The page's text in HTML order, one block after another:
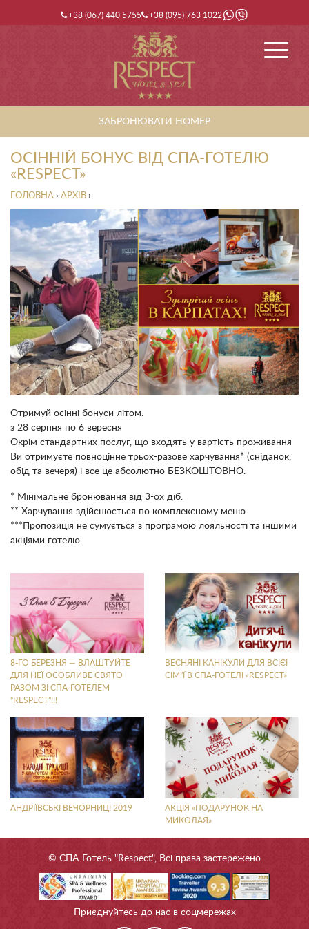
+38 (067) 440 5755 +38 (095) 763 1022
ЗАБРОНЮВАТИ НОМЕР
ОСІННІЙ БОНУС ВІД СПА-ГОТЕЛЮ
«RESPECT»
ГОЛОВНА › АРХІВ ›
Отримуй осінні бонуси літом.
з 28 серпня по 6 вересня
Окрім стандартних послуг, що входять у вартість проживання
Ви отримуєте повноцінне трьох-разове харчування* (сніданок,
обід та вечеря) і все це абсолютно БЕЗКОШТОВНО.
* Мінімальне бронювання від 3-ох діб.
** Харчування здійснюється по комплексному меню.
***Пропозиція не сумується з програмою лояльності та іншими
акціями готелю.
8-ГО БЕРЕЗНЯ — ВЛАШТУЙТЕ
ДЛЯ НЕЇ ОСОБЛИВЕ СВЯТО
РАЗОМ ЗІ СПА-ГОТЕЛЕМ
“RESPECT”!!!
ВЕСНЯНІ КАНІКУЛИ ДЛЯ ВСІЄЇ
СІМ”Ї В СПА-ГОТЕЛІ «RESPECT»
АНДРІЇВСЬКІ ВЕЧОРНИЦІ 2019
АКЦІЯ «ПОДАРУНОК НА
МИКОЛАЯ»
© СПА-Готель "Respect", Всі права застережено
Приєднуйтесь до нас в соцмережах